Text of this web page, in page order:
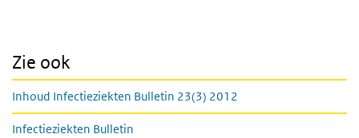
Zie ook
Inhoud Infectieziekten Bulletin 23(3) 2012
Infectieziekten Bulletin